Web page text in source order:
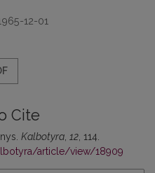
12-01
Cite
Kalbotyra, 12, 114.
article/view/18909